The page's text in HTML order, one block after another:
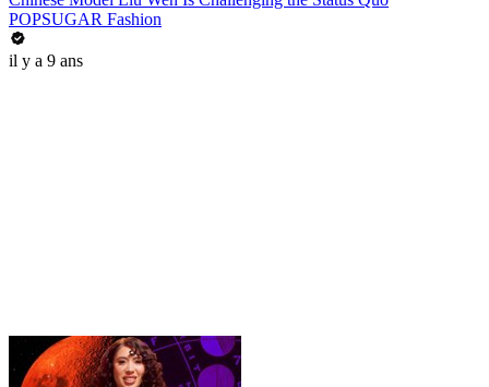
POPSUGAR Fashion
il y a 9 ans